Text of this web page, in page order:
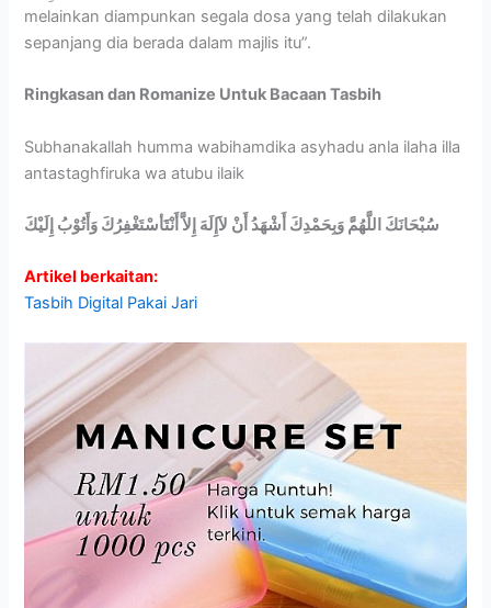
melainkan diampunkan segala dosa yang telah dilakukan
sepanjang dia berada dalam majlis itu”.
Ringkasan dan Romanize Untuk Bacaan Tasbih
Subhanakallah humma wabihamdika asyhadu anla ilaha illa
antastaghfiruka wa atubu ilaik
سُبْحَانَكَ اللَّهُمَّ وَبِحَمْدِكَ أَشْهَدُ أَنْ لاََإِلَهَ إِلاَّ أَنْتََأسْتَغْفِرُكَ وَأَتُوْبُ إِلَيْكَ
Artikel berkaitan:
Tasbih Digital Pakai Jari